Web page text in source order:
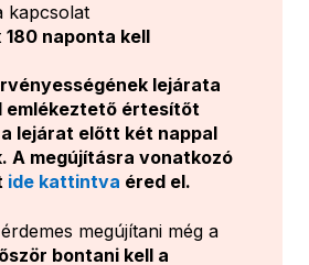
kapcsolat
180 naponta kell
lejárata
emlékeztető értesítőt
lejárat előtt két nappal
A megújításra vonatkozó
ide kattintva éred el.
megújítani még a
bontani kell a